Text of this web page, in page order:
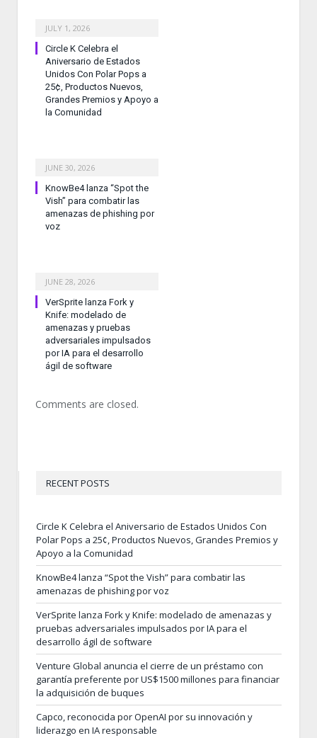
JULY 1, 2026
Circle K Celebra el
Aniversario de Estados
Unidos Con Polar Pops a
25¢, Productos Nuevos,
Grandes Premios y Apoyo a
la Comunidad
JUNE 30, 2026
KnowBe4 lanza “Spot the
Vish” para combatir las
amenazas de phishing por
voz
JUNE 28, 2026
VerSprite lanza Fork y
Knife: modelado de
amenazas y pruebas
adversariales impulsados
por IA para el desarrollo
ágil de software
Comments are closed.
RECENT POSTS
Circle K Celebra el Aniversario de Estados Unidos Con
Polar Pops a 25¢, Productos Nuevos, Grandes Premios y
Apoyo a la Comunidad
KnowBe4 lanza “Spot the Vish” para combatir las
amenazas de phishing por voz
VerSprite lanza Fork y Knife: modelado de amenazas y
pruebas adversariales impulsados por IA para el
desarrollo ágil de software
Venture Global anuncia el cierre de un préstamo con
garantía preferente por US$1500 millones para financiar
la adquisición de buques
Capco, reconocida por OpenAI por su innovación y
liderazgo en IA responsable